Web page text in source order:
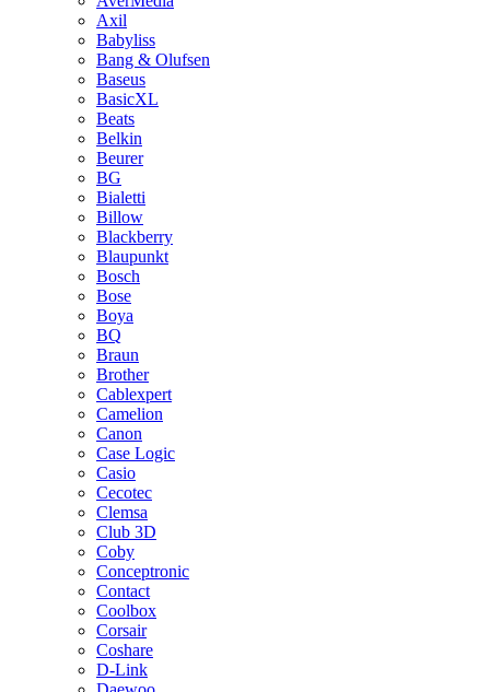
Axil
Babyliss
Bang & Olufsen
Baseus
BasicXL
Beats
Belkin
Beurer
BG
Bialetti
Billow
Blackberry
Blaupunkt
Bosch
Bose
Boya
BQ
Braun
Brother
Cablexpert
Camelion
Canon
Case Logic
Casio
Cecotec
Clemsa
Club 3D
Coby
Conceptronic
Contact
Coolbox
Corsair
Coshare
D-Link